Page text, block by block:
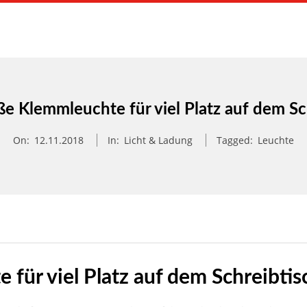
Klemmleuchte für viel Platz auf dem
On: 12.11.2018 In: Licht & Ladung Tagged: Leuchte
für viel Platz auf dem